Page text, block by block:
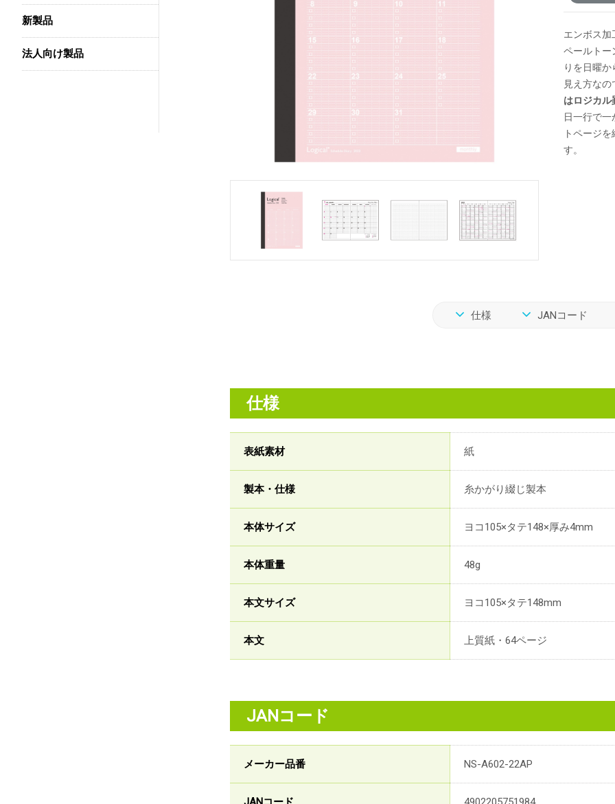
エンボス加
ペールトー
りを日曜
見え方な
はロジカル
日一行で
トページ
す。
仕様 JANコード
仕様
表紙素材 紙
製本・仕様 糸かがり綴じ製本
本体サイズ ヨコ105×タテ148×厚み4mm
本体重量 48g
本文サイズ ヨコ105×タテ148mm
本文 上質紙・64ページ
JANコード
メーカー品番 NS-A602-22AP
新製品
法人向け製品